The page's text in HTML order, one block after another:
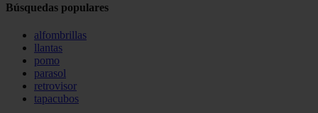
Búsquedas populares
alfombrillas
llantas
pomo
parasol
retrovisor
tapacubos